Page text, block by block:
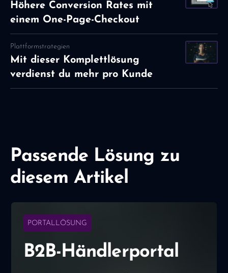
Höhere Conversion Rates mit
einem One-Page-Checkout
Plattformstrategien
Mit dieser Komplettlösung
verdienst du mehr pro Kunde
Passende Lösung zu
diesem Artikel
PORTALLÖSUNG
B2B-Händlerportal